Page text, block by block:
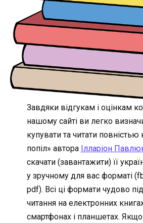
Завдяки відгукам і оцінкам
нашому сайті ви легко
купувати та читати повністью
попіл» автора Ілларіон
скачати (завантажити) її
у зручному для вас форматі
pdf). Всі ці формати чудово
читання на електронних
смартфонах і планшетах.